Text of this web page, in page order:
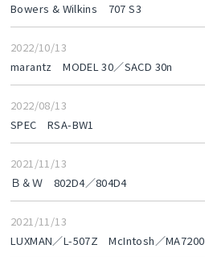
Bowers & Wilkins 707 S3
2022/10/13
marantz MODEL 30／SACD 30n
2022/08/13
SPEC RSA-BW1
2021/11/13
Ｂ＆Ｗ 802D4／804D4
2021/11/13
LUXMAN／L-507Z McIntosh／MA7200